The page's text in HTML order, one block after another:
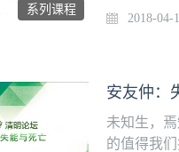
系列课程
性维度，
2018-04-
安友仲：
未知生，
的值得我